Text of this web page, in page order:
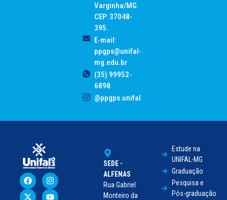
Varginha/MG.
CEP: 37048-
395.
E-mail:
ppgps@unifal-
mg.edu.br
(35) 99952-
6898
@ppgps.unifal
SEDE -
ALFENAS
Rua Gabriel
Monteiro da
Estude na
UNIFAL-MG
Graduação
Pesquisa e
Pós-graduação